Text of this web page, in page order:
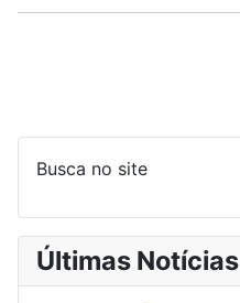
Busca no site
Últimas Notícias